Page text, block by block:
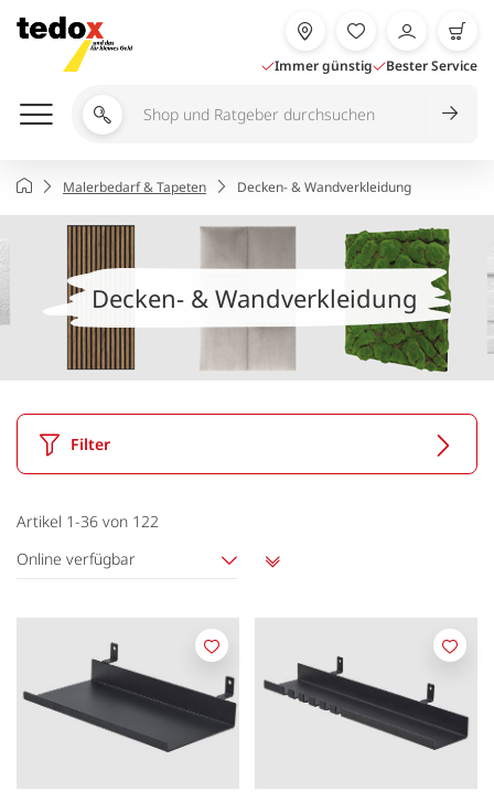
Inhalt
springen
Immer günstig Bester Service
Shop
durchsuchen
StartseiteMalerbedarf & Tapeten Decken- & Wandverkleidung
Decken- & Wandverkleidung
Filter
Artikel 1-36 von 122
Online verfügbar
Merken